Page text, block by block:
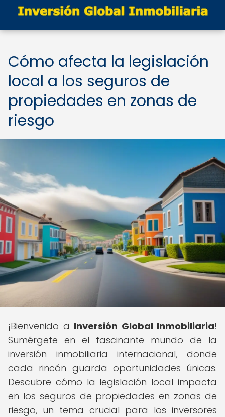
Cómo afecta la legislación
local a los seguros de
propiedades en zonas de
riesgo
¡Bienvenido a Inversión Global Inmobiliaria!
Sumérgete en el fascinante mundo de la
inversión inmobiliaria internacional, donde
cada rincón guarda oportunidades únicas.
Descubre cómo la legislación local impacta
en los seguros de propiedades en zonas de
riesgo, un tema crucial para los inversores